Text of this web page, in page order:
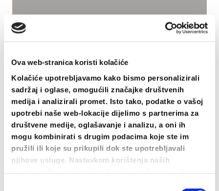
Ova web-stranica koristi kolačiće
Kolačiće upotrebljavamo kako bismo personalizirali
sadržaj i oglase, omogućili značajke društvenih
medija i analizirali promet. Isto tako, podatke o vašoj
upotrebi naše web-lokacije dijelimo s partnerima za
društvene medije, oglašavanje i analizu, a oni ih
mogu kombinirati s drugim podacima koje ste im
pružili ili koje su prikupili dok ste upotrebljavali
njihove usluge. Nastavkom korištenja naših
Kripto Teme otvarač
4.00€
DODAJ U KOŠARICU